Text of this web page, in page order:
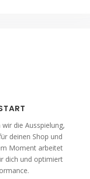
die Ausspielung,
deinen Shop und
Moment arbeitet
dich und optimiert